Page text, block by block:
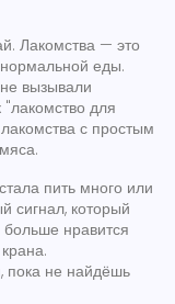
Лакомства — это
еды.
вызывали
"лакомство для
с простым
пить много или
сигнал, который
больше нравится
пока не найдёшь